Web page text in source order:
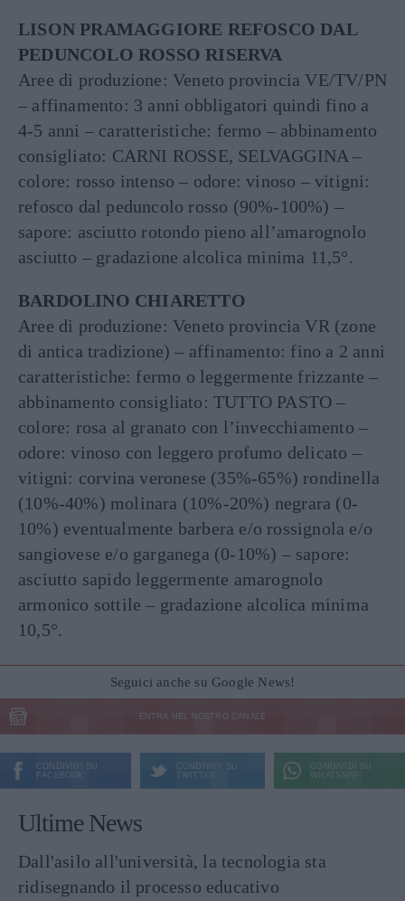
LISON PRAMAGGIORE REFOSCO DAL
PEDUNCOLO ROSSO RISERVA
Aree di produzione: Veneto provincia VE/TV/PN
– affinamento: 3 anni obbligatori quindi fino a
4-5 anni – caratteristiche: fermo – abbinamento
consigliato: CARNI ROSSE, SELVAGGINA –
colore: rosso intenso – odore: vinoso – vitigni:
refosco dal peduncolo rosso (90%-100%) –
sapore: asciutto rotondo pieno all’amarognolo
asciutto – gradazione alcolica minima 11,5°.
BARDOLINO CHIARETTO
Aree di produzione: Veneto provincia VR (zone
di antica tradizione) – affinamento: fino a 2 anni
caratteristiche: fermo o leggermente frizzante –
abbinamento consigliato: TUTTO PASTO –
colore: rosa al granato con l’invecchiamento –
odore: vinoso con leggero profumo delicato –
vitigni: corvina veronese (35%-65%) rondinella
(10%-40%) molinara (10%-20%) negrara (0-
10%) eventualmente barbera e/o rossignola e/o
sangiovese e/o garganega (0-10%) – sapore:
asciutto sapido leggermente amarognolo
armonico sottile – gradazione alcolica minima
10,5°.
Seguici anche su Google News!
ENTRA NEL NOSTRO CANALE
CONDIVIDI SU
FACEBOOK
CONDIVIDI SU
TWITTER
CONDIVIDI SU
WHATSAPP
Ultime News
Dall'asilo all'università, la tecnologia sta
ridisegnando il processo educativo